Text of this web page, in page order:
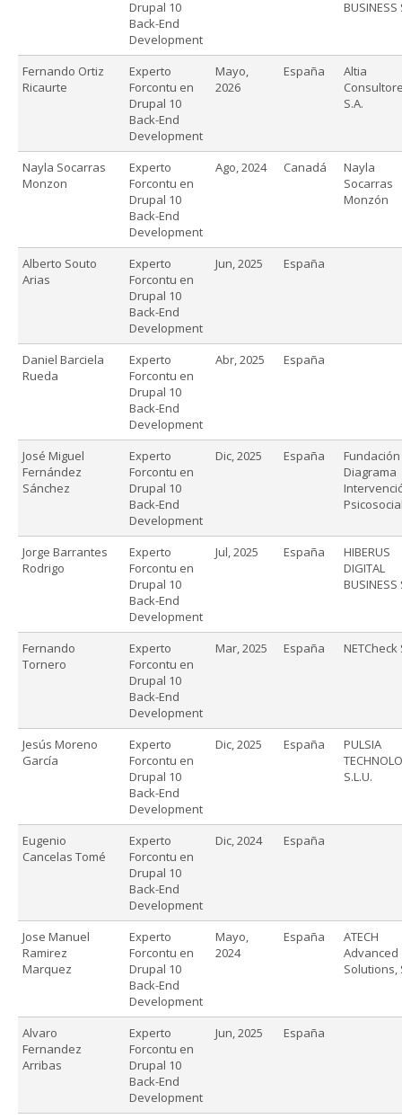
Drupal 10
Back-End
Development
BUSINESS
Fernando Ortiz
Ricaurte
Experto
Forcontu en
Drupal 10
Back-End
Development
Mayo,
2026
España
Altia
S.A.
Nayla Socarras
Monzon
Experto
Forcontu en
Drupal 10
Back-End
Development
Ago, 2024 Canadá
Nayla
Socarras
Monzón
Alberto Souto
Arias
Experto
Forcontu en
Drupal 10
Back-End
Development
Jun, 2025 España
Daniel Barciela
Rueda
Experto
Forcontu en
Drupal 10
Back-End
Development
Abr, 2025 España
José Miguel
Fernández
Sánchez
Experto
Forcontu en
Drupal 10
Back-End
Development
Dic, 2025 España
Fundación
Diagrama
Jorge Barrantes
Rodrigo
Experto
Forcontu en
Drupal 10
Back-End
Development
Jul, 2025 España
HIBERUS
DIGITAL
BUSINESS
Fernando
Tornero
Experto
Forcontu en
Drupal 10
Back-End
Development
Mar, 2025 España NETCheck
Jesús Moreno
García
Experto
Forcontu en
Drupal 10
Back-End
Development
Dic, 2025 España
PULSIA
S.L.U.
Eugenio
Cancelas Tomé
Experto
Forcontu en
Drupal 10
Back-End
Development
Dic, 2024 España
Jose Manuel
Ramirez
Marquez
Experto
Forcontu en
Drupal 10
Back-End
Development
Mayo,
2024
España
ATECH
Advanced
Solutions,
Alvaro
Fernandez
Arribas
Experto
Forcontu en
Drupal 10
Back-End
Development
Jun, 2025 España